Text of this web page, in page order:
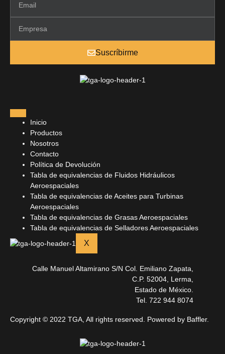
Suscríbirme
Inicio
Productos
Nosotros
Contacto
Política de Devolución
Tabla de equivalencias de Fluidos Hidráulicos
Aeroespaciales
Tabla de equivalencias de Aceites para Turbinas
Aeroespaciales
Tabla de equivalencias de Grasas Aeroespaciales
Tabla de equivalencias de Selladores Aeroespaciales
X
Calle Manuel Altamirano S/N Col. Emiliano Zapata,
C.P. 52004, Lerma,
Estado de México.
Tel. 722 944 8074
Copyright © 2022 TGA, All rights reserved. Powered by Baffler.